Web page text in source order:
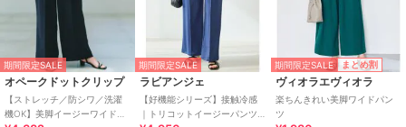
期間限定SALE
オペークドットクリップ
【ストレッチ／防シワ／洗濯
機OK】美脚イージーワイドパ
期間限定SALE
ラビアンジェ
【好機能シリーズ】接触冷感
｜トリコットイージーパンツ
期間限定SALE まとめ割
ヴィオラエヴィオラ
楽ちんきれい美脚ワイドパン
ツ